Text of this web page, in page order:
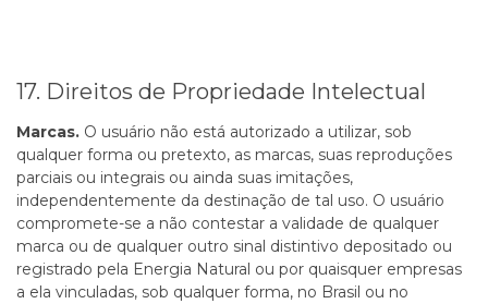
17. Direitos de Propriedade Intelectual
Marcas. O usuário não está autorizado a utilizar, sob
qualquer forma ou pretexto, as marcas, suas reproduções
parciais ou integrais ou ainda suas imitações,
independentemente da destinação de tal uso. O usuário
compromete-se a não contestar a validade de qualquer
marca ou de qualquer outro sinal distintivo depositado ou
registrado pela Energia Natural ou por quaisquer empresas
a ela vinculadas, sob qualquer forma, no Brasil ou no